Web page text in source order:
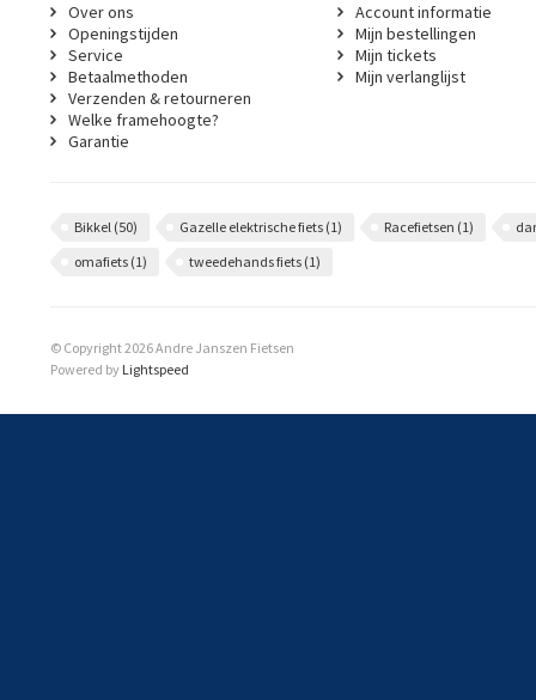
Over ons
Openingstijden
Service
Betaalmethoden
Verzenden & retourneren
Welke framehoogte?
Garantie
Account informatie
Mijn bestellingen
Mijn tickets
Mijn verlanglijst
Bikkel (50) Gazelle elektrische fiets (1) Racefietsen (1)
omafiets (1) tweedehands fiets (1)
© Copyright 2026 Andre Janszen Fietsen
Powered by Lightspeed